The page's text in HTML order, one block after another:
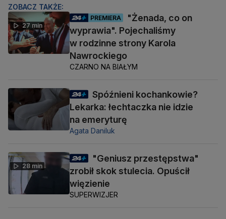
ZOBACZ TAKŻE:
27 min
PREMIERA
"Żenada, co on
wyprawia". Pojechaliśmy
w rodzinne strony Karola
Nawrockiego
CZARNO NA BIAŁYM
Spóźnieni kochankowie?
Lekarka: łechtaczka nie idzie
na emeryturę
Agata Daniluk
28 min
"Geniusz przestępstwa"
zrobił skok stulecia. Opuścił
więzienie
SUPERWIZJER